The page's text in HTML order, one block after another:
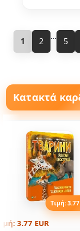
1 2 ... 5
Κατακτά
Τιμή:
3.77 EUR